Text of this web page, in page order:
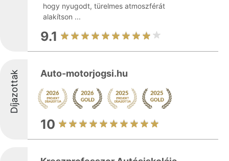
hogy nyugodt, türelmes atmoszférát
alakítson ...
9.1
Díjazottak Auto-motorjogsi.hu
10